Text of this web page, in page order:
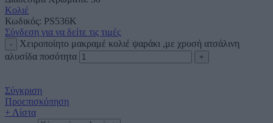
Κολιέ
Κωδικός: PS536K
Σύνδεση για να δείτε τις τιμές
Χειροποίητο μακραμέ κολιέ ψαράκι ,με χρυσή ατσάλινη
αλυσίδα ποσότητα
Σύγκριση
Προεπισκόπηση
+ Λίστα